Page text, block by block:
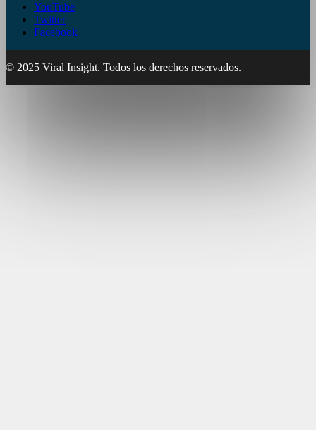
YouTube
Twitter
Facebook
© 2025 Viral Insight. Todos los derechos reservados.